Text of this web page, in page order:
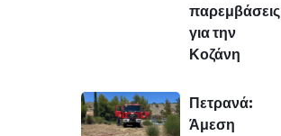
παρεμβάσεις
για την
Κοζάνη
Πετρανά:
Άμεση